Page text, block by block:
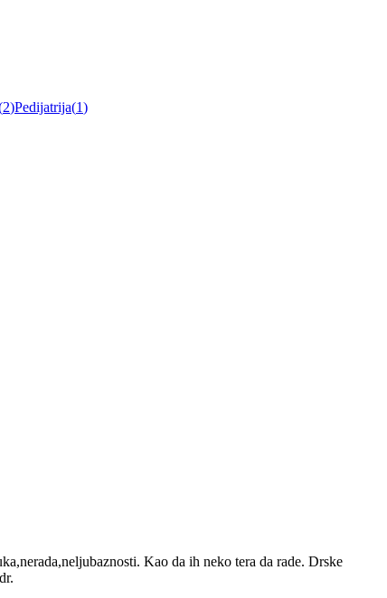
2)Pedijatrija(1)
Kao da ih neko tera da rade. Drske